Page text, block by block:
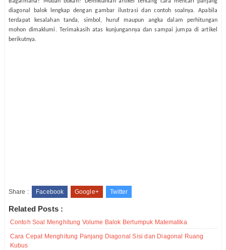
diagonal balok lengkap dengan gambar ilustrasi dan contoh soalnya. Apabila
terdapat kesalahan tanda, simbol, huruf maupun angka dalam perhitungan
mohon dimaklumi. Terimakasih atas kunjungannya dan sampai jumpa di artikel
berikutnya.
Share : Facebook Google+ Twitter
Related Posts :
Contoh Soal Menghitung Volume Balok Bertumpuk Matematika
Cara Cepat Menghitung Panjang Diagonal Sisi dan Diagonal Ruang
Kubus